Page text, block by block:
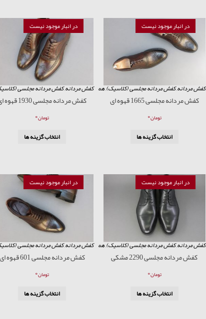
در انبار موجود نیست
کفش مردانه,کفش مردانه مجلسی (کلاسیک),همه محصولات
کفش مردانه مجلسی 1665 قهوه ای
تومان۰
انتخاب گزینه ها
در انبار موجود نیست
کفش مردانه,کفش مردانه مجلسی
کفش مردانه مجلسی 1930 قهوه ای
تومان۰
انتخاب گزینه ها
در انبار موجود نیست
کفش مردانه,کفش مردانه مجلسی (کلاسیک),همه محصولات
کفش مردانه مجلسی 2290 مشکی
تومان۰
انتخاب گزینه ها
در انبار موجود نیست
کفش مردانه,کفش مردانه مجلسی
کفش مردانه مجلسی 601 قهوه ای
تومان۰
انتخاب گزینه ها